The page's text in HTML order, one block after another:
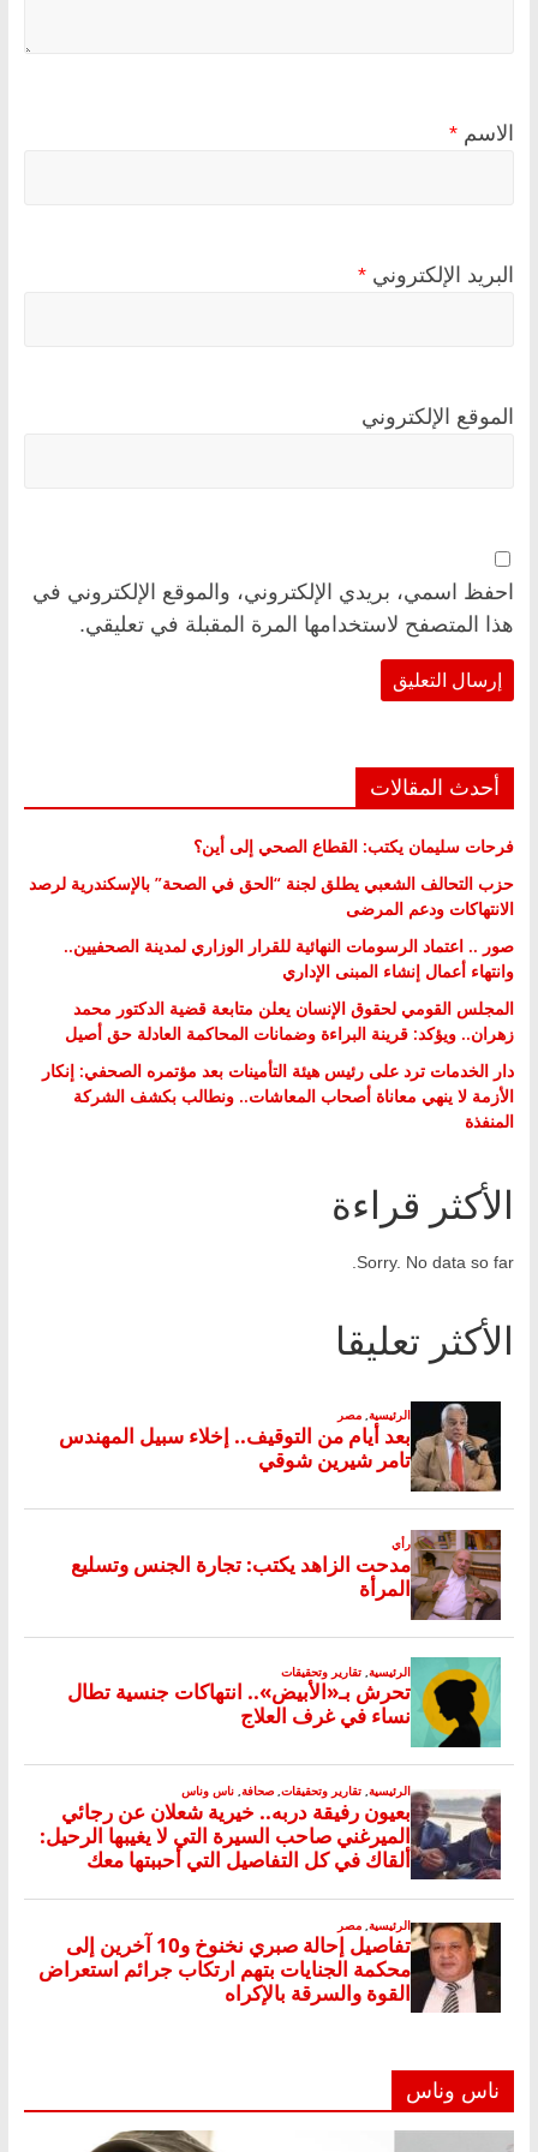
الاسم *
البريد الإلكتروني *
الموقع الإلكتروني
احفظ اسمي، بريدي الإلكتروني، والموقع الإلكتروني في
هذا المتصفح لاستخدامها المرة المقبلة في تعليقي.
أحدث المقالات
فرحات سليمان يكتب: القطاع الصحي إلى أين؟
حزب التحالف الشعبي يطلق لجنة “الحق في الصحة” بالإسكندرية لرصد
الانتهاكات ودعم المرضى
صور .. اعتماد الرسومات النهائية للقرار الوزاري لمدينة الصحفيين..
وانتهاء أعمال إنشاء المبنى الإداري
المجلس القومي لحقوق الإنسان يعلن متابعة قضية الدكتور محمد
زهران.. ويؤكد: قرينة البراءة وضمانات المحاكمة العادلة حق أصيل
دار الخدمات ترد على رئيس هيئة التأمينات بعد مؤتمره الصحفي: إنكار
الأزمة لا ينهي معاناة أصحاب المعاشات.. ونطالب بكشف الشركة
المنفذة
الأكثر قراءة
Sorry. No data so far.
الأكثر تعليقا
ناس وناس